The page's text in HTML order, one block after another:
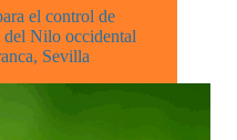
el control de
del Nilo occidental
Sevilla